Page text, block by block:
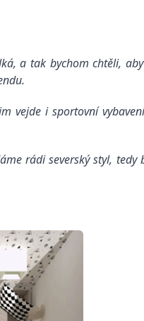
a tak bychom chtěli,
vejde i sportovní
rádi severský styl, tedy